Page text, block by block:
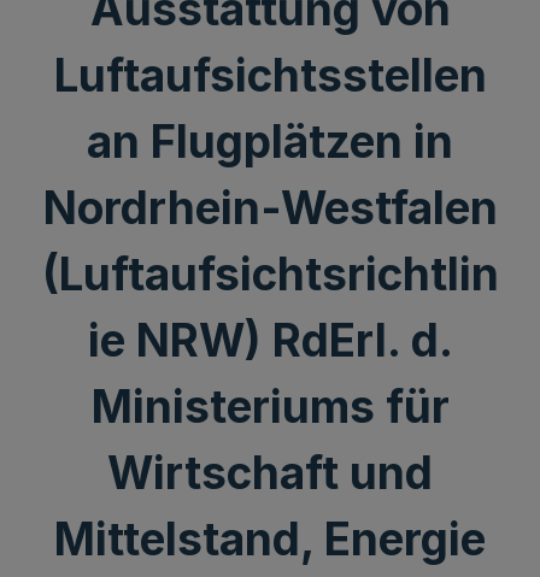
Luftaufsichtsstellen
an Flugplätzen in
Nordrhein-Westfalen
(Luftaufsichtsrichtlin
ie NRW) RdErl. d.
Ministeriums für
Wirtschaft und
Mittelstand, Energie